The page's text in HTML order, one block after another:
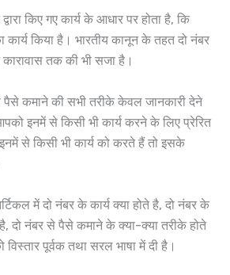
किए गए कार्य के आधार पर होता है, कि
किया है। भारतीय कानून के तहत दो नंबर
तक की भी सजा है।
पैसे कमाने की सभी तरीके केवल जानकारी देने
इनमें से किसी भी कार्य करने के लिए प्रेरित
से किसी भी कार्य को करते हैं तो इसके
में दो नंबर के कार्य क्या होते है, दो नंबर के
दो नंबर से पैसे कमाने के क्या-क्या तरीके होते
पूर्वक तथा सरल भाषा में दी है।